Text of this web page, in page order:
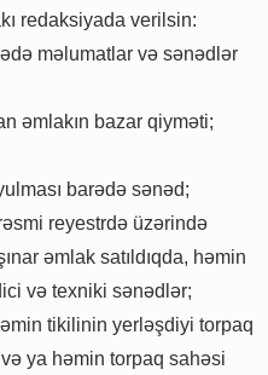
redaksiyada verilsin:
məlumatlar və sənədlər
əmlakın bazar qiyməti;
barədə sənəd;
reyestrdə üzərində
əmlak satıldıqda, həmin
və texniki sənədlər;
tikilinin yerləşdiyi torpaq
ya həmin torpaq sahəsi